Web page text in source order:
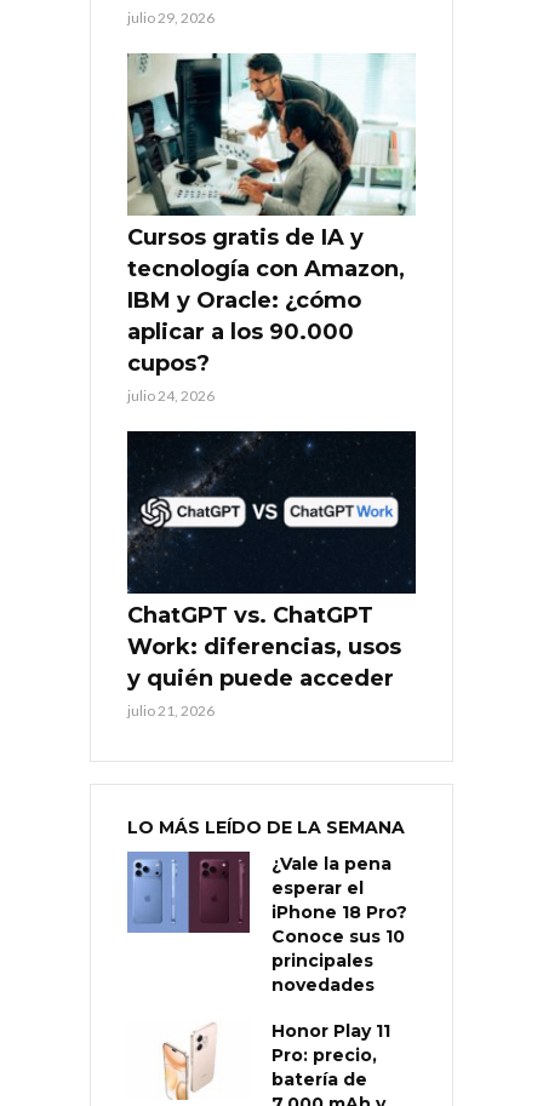
julio 29, 2026
Cursos gratis de IA y
tecnología con Amazon,
IBM y Oracle: ¿cómo
aplicar a los 90.000
cupos?
julio 24, 2026
ChatGPT vs. ChatGPT
Work: diferencias, usos
y quién puede acceder
julio 21, 2026
LO MÁS LEÍDO DE LA SEMANA
¿Vale la pena
esperar el
iPhone 18 Pro?
Conoce sus 10
principales
novedades
Honor Play 11
Pro: precio,
batería de